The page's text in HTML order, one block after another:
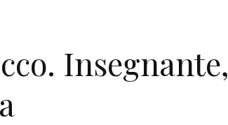
Insegnante,